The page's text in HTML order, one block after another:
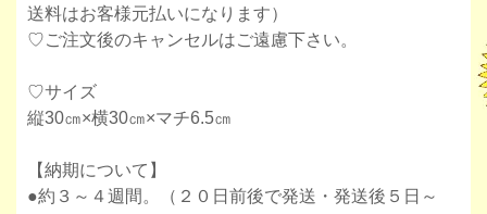
送料はお客様元払いになります）
♡ご注文後のキャンセルはご遠慮下さい。
♡サイズ
縦30㎝×横30㎝×マチ6.5㎝
【納期について】
●約３～４週間。（２０日前後で発送・発送後５日～